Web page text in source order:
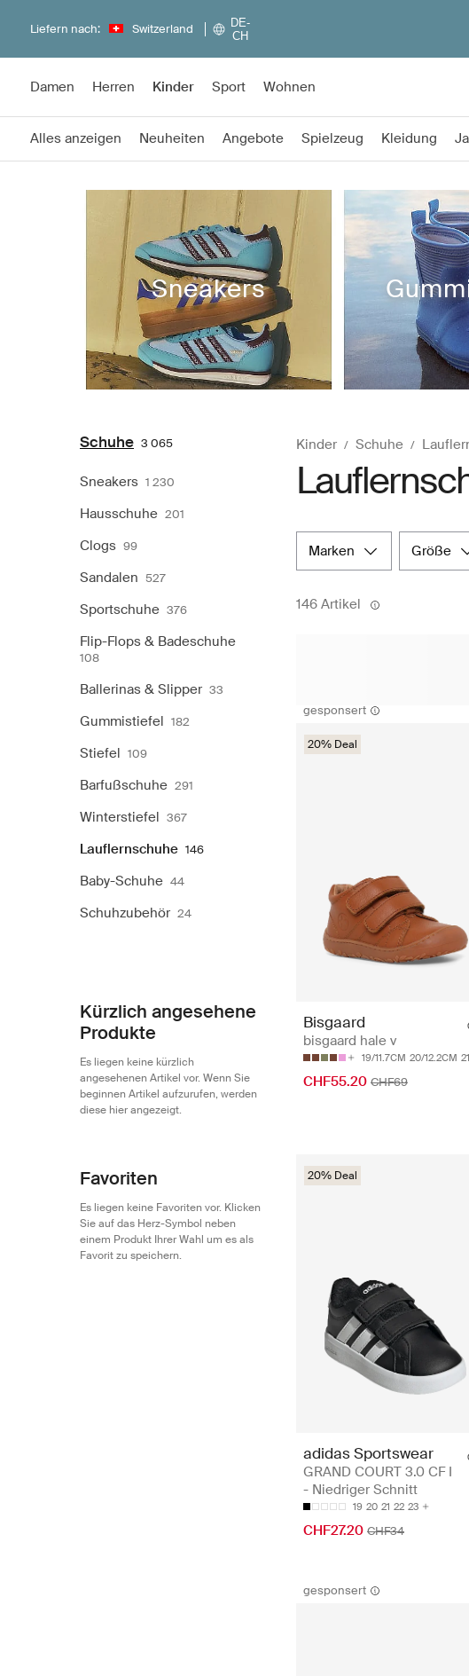
Liefern nach: Switzerland
DE-
CH
Damen Herren Kinder Sport Wohnen
Alles anzeigen Neuheiten Angebote Spielzeug Kleidung
Sneakers
Schuhe 3 065
Sneakers 1 230
Hausschuhe 201
Clogs 99
Sandalen 527
Sportschuhe 376
Flip-Flops & Badeschuhe
108
Ballerinas & Slipper 33
Gummistiefel 182
Stiefel 109
Barfußschuhe 291
Winterstiefel 367
Lauflernschuhe 146
Baby-Schuhe 44
Schuhzubehör 24
Kürzlich angesehene
Produkte
Es liegen keine kürzlich
angesehenen Artikel vor. Wenn Sie
beginnen Artikel aufzurufen, werden
diese hier angezeigt.
Favoriten
Es liegen keine Favoriten vor. Klicken
Sie auf das Herz-Symbol neben
einem Produkt Ihrer Wahl um es als
Favorit zu speichern.
Kinder Schuhe
marken größe
146 Artikel
gesponsert
20% Deal
Bisgaard
bisgaard hale v
19/11.7CM 20/12.2CM 21/
CHF55.20 CHF69
20% Deal
adidas Sportswear
GRAND COURT 3.0 CF I
- Niedriger Schnitt
19 20 21 22 23
CHF27.20 CHF34
gesponsert